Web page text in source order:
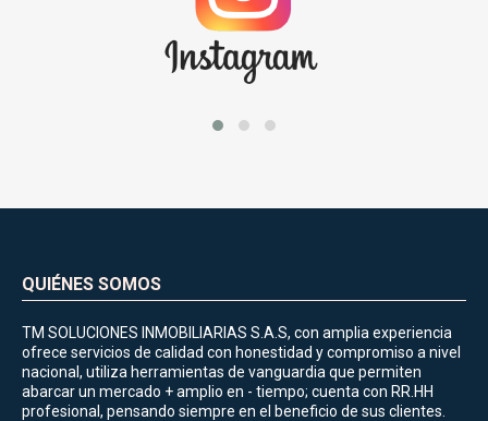
QUIÉNES SOMOS
TM SOLUCIONES INMOBILIARIAS S.A.S, con amplia experiencia
ofrece servicios de calidad con honestidad y compromiso a nivel
nacional, utiliza herramientas de vanguardia que permiten
abarcar un mercado + amplio en - tiempo; cuenta con RR.HH
profesional, pensando siempre en el beneficio de sus clientes.